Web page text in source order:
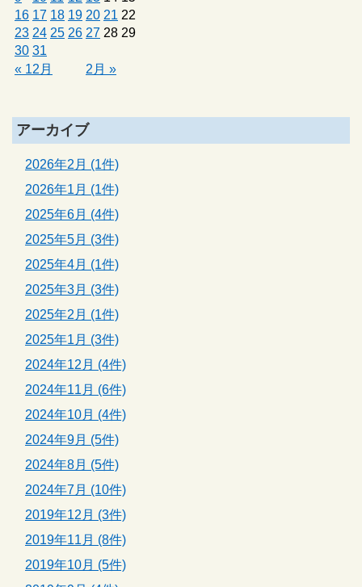
« 12月 2月 »
16 17 18 19 20 21 22
23 24 25 26 27 28 29
30 31
アーカイブ
2026年2月 (1件)
2026年1月 (1件)
2025年6月 (4件)
2025年5月 (3件)
2025年4月 (1件)
2025年3月 (3件)
2025年2月 (1件)
2025年1月 (3件)
2024年12月 (4件)
2024年11月 (6件)
2024年10月 (4件)
2024年9月 (5件)
2024年8月 (5件)
2024年7月 (10件)
2019年12月 (3件)
2019年11月 (8件)
2019年10月 (5件)